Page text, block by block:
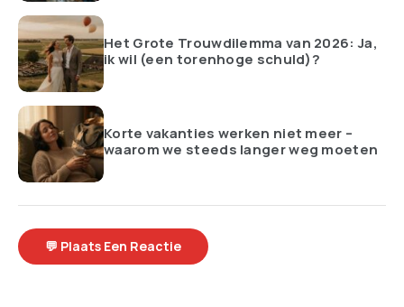
Het Grote Trouwdilemma van 2026: Ja,
ik wil (een torenhoge schuld)?
Korte vakanties werken niet meer –
waarom we steeds langer weg moeten
💬 Plaats Een Reactie